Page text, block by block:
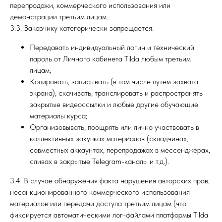
перепродажи, коммерческого использования или
демонстрации третьим лицам.
3.3. Заказчику категорически запрещается:
Передавать индивидуальный логин и технический
пароль от Личного кабинета Tilda любым третьим
лицам;
Копировать, записывать (в том числе путем захвата
экрана), скачивать, транслировать и распространять
закрытые видеоссылки и любые другие обучающие
материалы курса;
Организовывать, поощрять или лично участвовать в
коллективных закупках материалов (складчинах,
совместных аккаунтах, перепродажах в мессенджерах,
сливах в закрытые Telegram-каналы и т.д.).
3.4. В случае обнаружения факта нарушения авторских прав,
несанкционированного коммерческого использования
материалов или передачи доступа третьим лицам (что
фиксируется автоматическими лог-файлами платформы Tilda